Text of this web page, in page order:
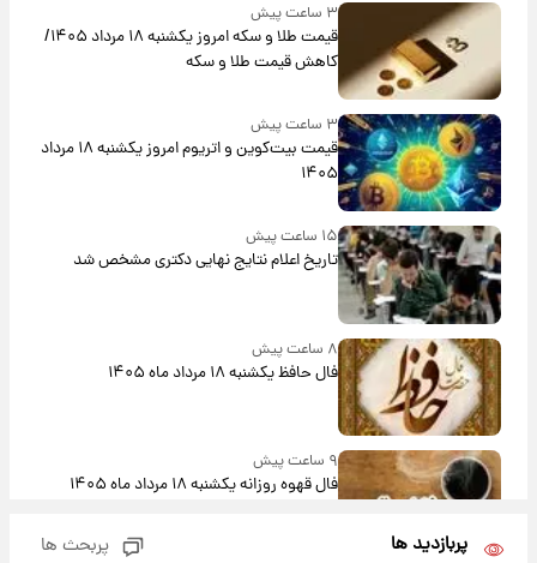
۳ ساعت پیش
قیمت طلا و سکه امروز یکشنبه ۱۸ مرداد ۱۴۰۵/
کاهش قیمت طلا و سکه
۳ ساعت پیش
قیمت بیت‌کوین و اتریوم امروز یکشنبه ۱۸ مرداد
۱۴۰۵
۱۵ ساعت پیش
تاریخ اعلام نتایج نهایی دکتری مشخص شد
۸ ساعت پیش
فال حافظ یکشنبه ۱۸ مرداد ماه ۱۴۰۵
۹ ساعت پیش
فال قهوه روزانه یکشنبه ۱۸ مرداد ماه ۱۴۰۵
پربازدید ها پربحث ها